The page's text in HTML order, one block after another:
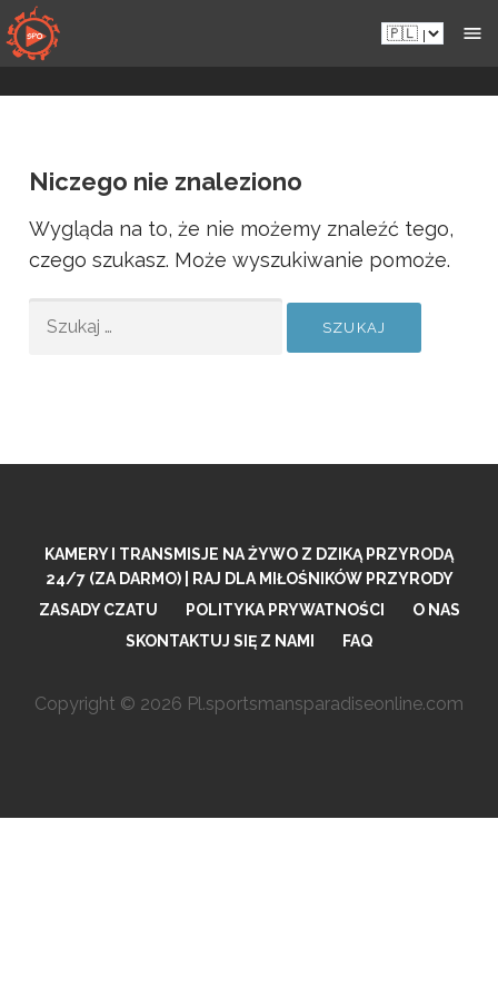
Przejdź
do
zawartości
Pl.sportsmansparadiseonline.com
Niczego nie znaleziono
Wygląda na to, że nie możemy znaleźć tego,
czego szukasz. Może wyszukiwanie pomoże.
KAMERY I TRANSMISJE NA ŻYWO Z DZIKĄ PRZYRODĄ
24/7 (ZA DARMO) | RAJ DLA MIŁOŚNIKÓW PRZYRODY
ZASADY CZATU
POLITYKA PRYWATNOŚCI
O NAS
SKONTAKTUJ SIĘ Z NAMI
FAQ
Copyright © 2026 Pl.sportsmansparadiseonline.com